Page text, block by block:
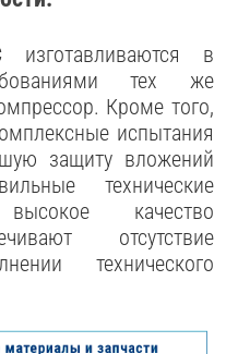
изготавливаются в
тех же
Кроме того,
испытания
защиту вложений
технические
качество
отсутствие
технического